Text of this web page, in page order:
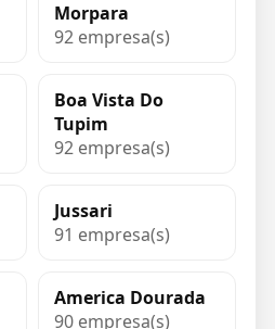
Morpara
92 empresa(s)
Boa Vista Do
Tupim
92 empresa(s)
Jussari
91 empresa(s)
America Dourada
90 empresa(s)